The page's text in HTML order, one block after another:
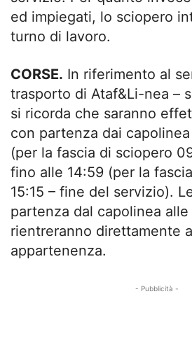
ed impiegati, lo sciopero
turno di lavoro.
CORSE. In riferimento al
trasporto di Ataf&Li-nea –
si ricorda che saranno
con partenza dai
(per la fascia di sciopero
fino alle 14:59 (per la
15:15 – fine del servizio).
partenza dal capolinea alle
rientreranno direttamente
appartenenza.
- Pubblicità -